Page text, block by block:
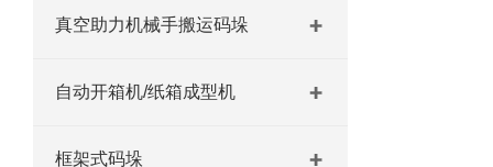
真空助力机械手搬运码垛
自动开箱机/纸箱成型机
框架式码垛